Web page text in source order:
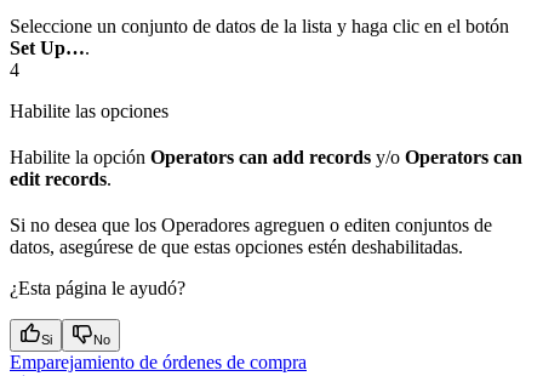
Seleccione un conjunto de datos de la lista y haga clic en el botón
Set Up….
4
Habilite las opciones
Habilite la opción Operators can add records y/o Operators can
edit records.
Si no desea que los Operadores agreguen o editen conjuntos de
datos, asegúrese de que estas opciones estén deshabilitadas.
¿Esta página le ayudó?
Si No
Emparejamiento de órdenes de compra